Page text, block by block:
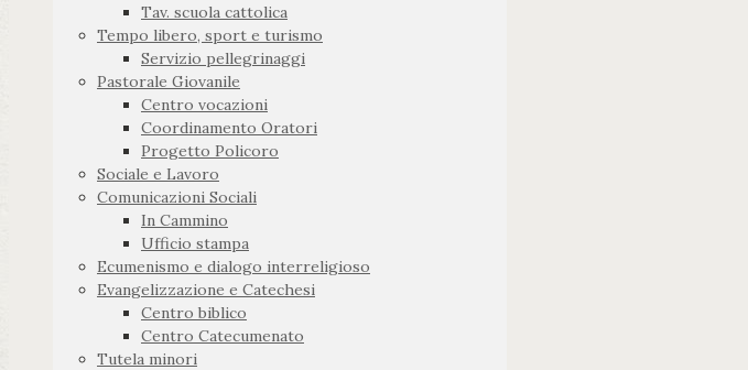
Tav. scuola cattolica
Tempo libero, sport e turismo
Servizio pellegrinaggi
Pastorale Giovanile
Centro vocazioni
Coordinamento Oratori
Progetto Policoro
Sociale e Lavoro
Comunicazioni Sociali
In Cammino
Ufficio stampa
Ecumenismo e dialogo interreligioso
Evangelizzazione e Catechesi
Centro biblico
Centro Catecumenato
Tutela minori